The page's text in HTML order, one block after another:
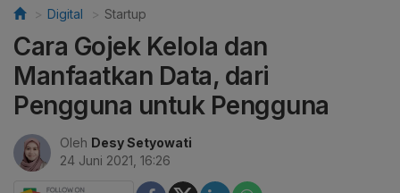
Digital Startup
Cara Gojek Kelola dan
Manfaatkan Data, dari
Pengguna untuk Pengguna
Oleh Desy Setyowati
24 Juni 2021, 16:26